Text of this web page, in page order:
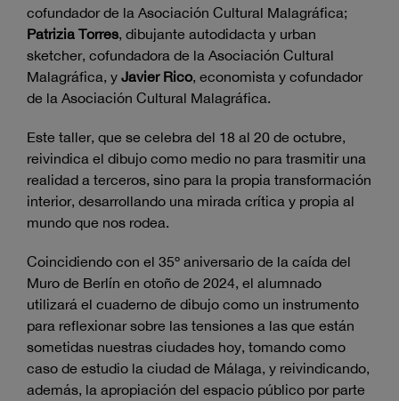
cofundador de la Asociación Cultural Malagráfica;
Patrizia Torres, dibujante autodidacta y urban
sketcher, cofundadora de la Asociación Cultural
Malagráfica, y Javier Rico, economista y cofundador
de la Asociación Cultural Malagráfica.
Este taller, que se celebra del 18 al 20 de octubre,
reivindica el dibujo como medio no para trasmitir una
realidad a terceros, sino para la propia transformación
interior, desarrollando una mirada crítica y propia al
mundo que nos rodea.
Coincidiendo con el 35º aniversario de la caída del
Muro de Berlín en otoño de 2024, el alumnado
utilizará el cuaderno de dibujo como un instrumento
para reflexionar sobre las tensiones a las que están
sometidas nuestras ciudades hoy, tomando como
caso de estudio la ciudad de Málaga, y reivindicando,
además, la apropiación del espacio público por parte